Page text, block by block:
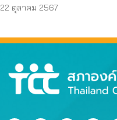
สาธารณะที่ดีขึ้นก่อน
22 ตุลาคม 2567